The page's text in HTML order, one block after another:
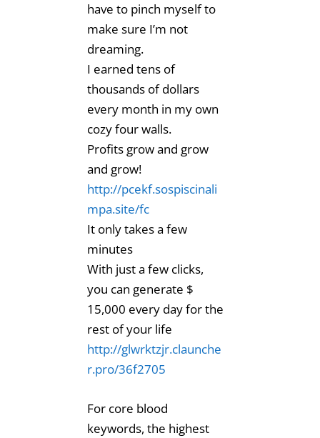
have to pinch myself to
make sure I’m not
dreaming.
I earned tens of
thousands of dollars
every month in my own
cozy four walls.
Profits grow and grow
and grow!
http://pcekf.sospiscinali
mpa.site/fc
It only takes a few
minutes
With just a few clicks,
you can generate $
15,000 every day for the
rest of your life
http://glwrktzjr.claunche
r.pro/36f2705
For core blood
keywords, the highest